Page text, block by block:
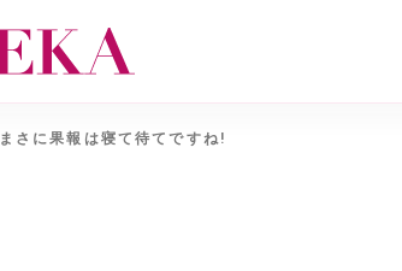
まさに果報は寝て待てですね!